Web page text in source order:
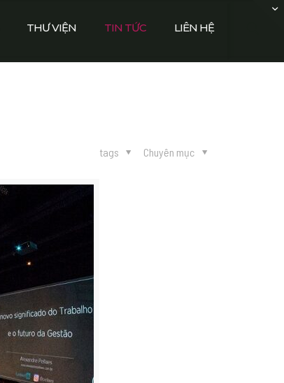
THƯ VIỆN TIN TỨC LIÊN HỆ
Chuyên mục
tags